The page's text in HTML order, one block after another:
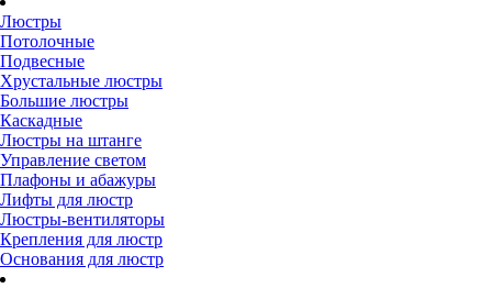
Люстры
Потолочные
Подвесные
Хрустальные люстры
Большие люстры
Каскадные
Люстры на штанге
Управление светом
Плафоны и абажуры
Лифты для люстр
Люстры-вентиляторы
Крепления для люстр
Основания для люстр